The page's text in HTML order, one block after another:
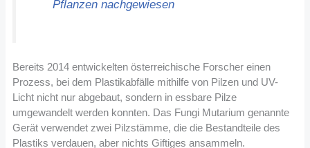
Pflanzen nachgewiesen
Bereits 2014 entwickelten österreichische Forscher einen
Prozess, bei dem Plastikabfälle mithilfe von Pilzen und UV-
Licht nicht nur abgebaut, sondern in essbare Pilze
umgewandelt werden konnten. Das Fungi Mutarium genannte
Gerät verwendet zwei Pilzstämme, die die Bestandteile des
Plastiks verdauen, aber nichts Giftiges ansammeln.